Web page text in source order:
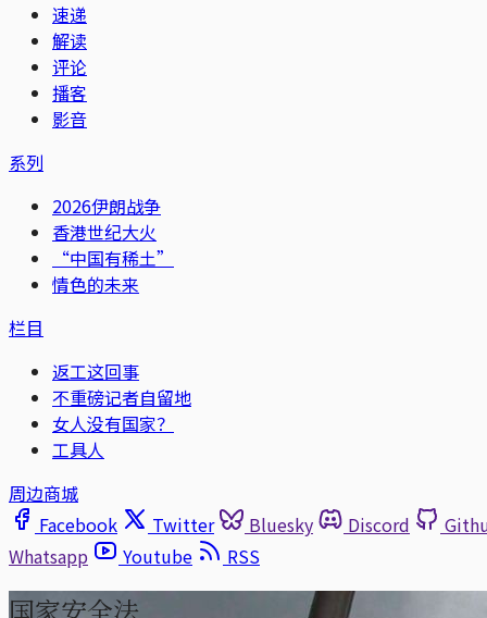
速递
解读
评论
播客
影音
系列
2026伊朗战争
香港世纪大火
“中国有稀土”
情色的未来
栏目
返工这回事
不重磅记者自留地
女人没有国家？
工具人
周边商城
Facebook
Twitter Bluesky Discord
Whatsapp
Youtube RSS
国家安全法